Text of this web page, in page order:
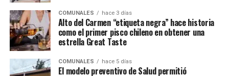
COMUNALES hace 3 días
Alto del Carmen “etiqueta negra” hace historia
como el primer pisco chileno en obtener una
estrella Great Taste
COMUNALES hace 5 días
El modelo preventivo de Salud permitió